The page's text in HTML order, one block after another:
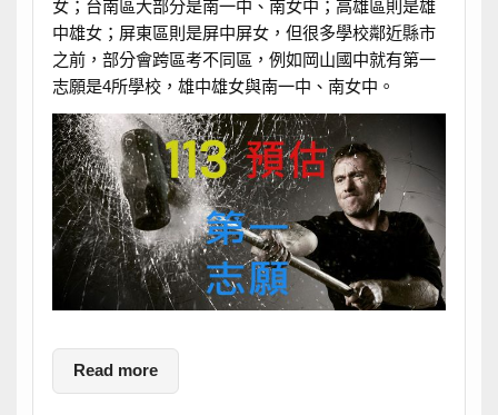
女；台南區大部分是南一中、南女中；高雄區則是雄
中雄女；屏東區則是屏中屏女，但很多學校鄰近縣市
之前，部分會跨區考不同區，例如岡山國中就有第一
志願是4所學校，雄中雄女與南一中、南女中。
Read more